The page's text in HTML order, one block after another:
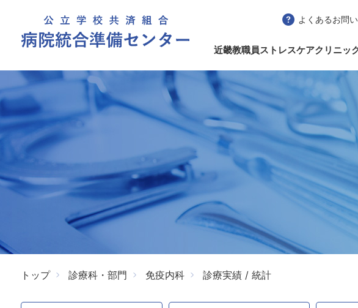
よくあるお問
近畿教職員ストレスケアクリニッ
トップ 診療科・部門 免疫内科 診療実績 / 統計